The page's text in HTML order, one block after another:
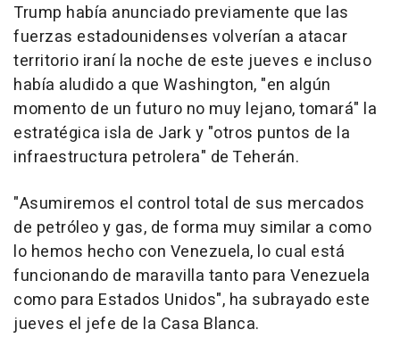
Trump había anunciado previamente que las
fuerzas estadounidenses volverían a atacar
territorio iraní la noche de este jueves e incluso
había aludido a que Washington, "en algún
momento de un futuro no muy lejano, tomará" la
estratégica isla de Jark y "otros puntos de la
infraestructura petrolera" de Teherán.
"Asumiremos el control total de sus mercados
de petróleo y gas, de forma muy similar a como
lo hemos hecho con Venezuela, lo cual está
funcionando de maravilla tanto para Venezuela
como para Estados Unidos", ha subrayado este
jueves el jefe de la Casa Blanca.